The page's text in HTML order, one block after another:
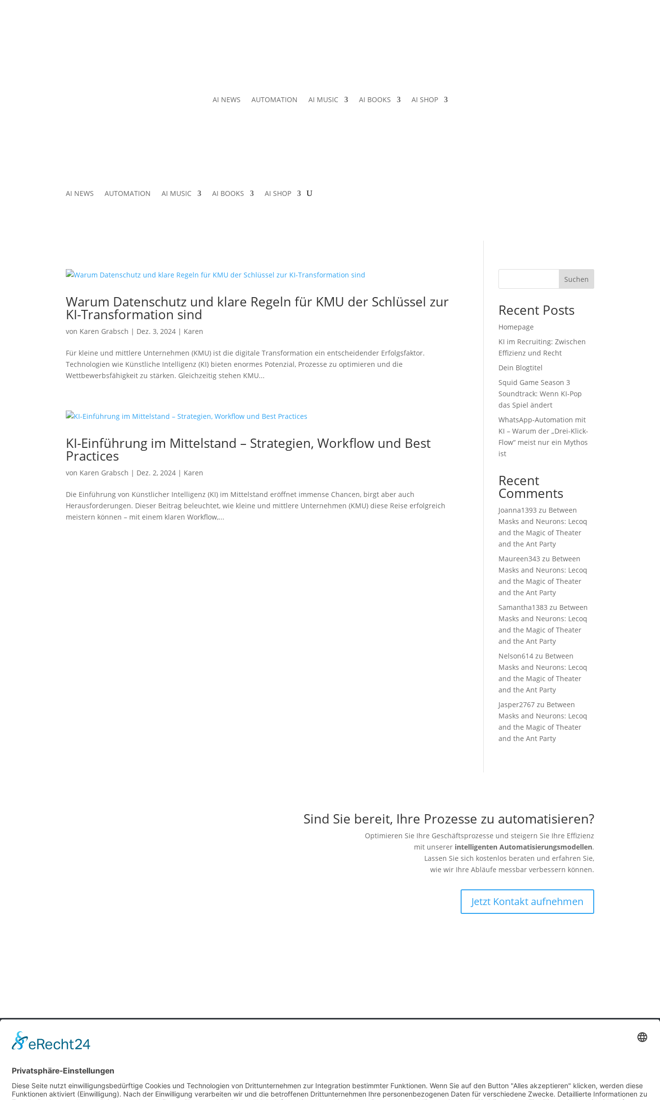
AI NEWS AUTOMATION AI MUSIC AI BOOKS AI SHOP
AI NEWS AUTOMATION AI MUSIC AI BOOKS AI SHOP
Warum Datenschutz und klare Regeln für KMU der Schlüssel zur
KI-Transformation sind
von Karen Grabsch | Dez. 3, 2024 | Karen
Für kleine und mittlere Unternehmen (KMU) ist die digitale Transformation ein entscheidender Erfolgsfaktor.
Technologien wie Künstliche Intelligenz (KI) bieten enormes Potenzial, Prozesse zu optimieren und die
Wettbewerbsfähigkeit zu stärken. Gleichzeitig stehen KMU...
KI-Einführung im Mittelstand – Strategien, Workflow und Best
Practices
von Karen Grabsch | Dez. 2, 2024 | Karen
Die Einführung von Künstlicher Intelligenz (KI) im Mittelstand eröffnet immense Chancen, birgt aber auch
Herausforderungen. Dieser Beitrag beleuchtet, wie kleine und mittlere Unternehmen (KMU) diese Reise erfolgreich
meistern können – mit einem klaren Workflow,...
Suchen
Recent Posts
Homepage
KI im Recruiting: Zwischen
Effizienz und Recht
Dein Blogtitel
Squid Game Season 3
Soundtrack: Wenn KI-Pop
das Spiel ändert
WhatsApp-Automation mit
KI – Warum der „Drei-Klick-
Flow“ meist nur ein Mythos
ist
Recent
Comments
Joanna1393 zu Between
Masks and Neurons: Lecoq
and the Magic of Theater
and the Ant Party
Maureen343 zu Between
Masks and Neurons: Lecoq
and the Magic of Theater
and the Ant Party
Samantha1383 zu Between
Masks and Neurons: Lecoq
and the Magic of Theater
and the Ant Party
Nelson614 zu Between
Masks and Neurons: Lecoq
and the Magic of Theater
and the Ant Party
Jasper2767 zu Between
Masks and Neurons: Lecoq
and the Magic of Theater
and the Ant Party
Sind Sie bereit, Ihre Prozesse zu automatisieren?
Optimieren Sie Ihre Geschäftsprozesse und steigern Sie Ihre Effizienz
mit unserer intelligenten Automatisierungsmodellen.
Lassen Sie sich kostenlos beraten und erfahren Sie,
wie wir Ihre Abläufe messbar verbessern können.
Jetzt Kontakt aufnehmen
mexiaolu
Alle Rechte vorbehalten.
Folgen
Folgen
Folgen